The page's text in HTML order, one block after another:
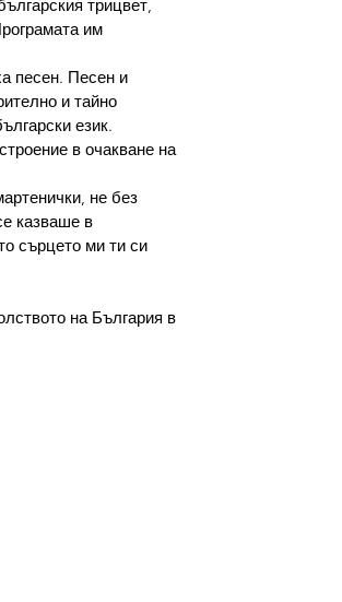
трицвет,
им
песен. Песен и
и тайно
език.
в очакване на
не без
казваше в
сърцето ми ти си
на България в